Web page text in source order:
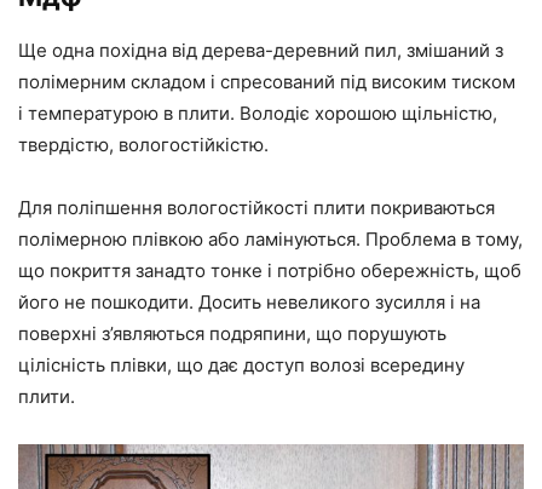
Ще одна похідна від дерева-деревний пил, змішаний з
полімерним складом і спресований під високим тиском
і температурою в плити. Володіє хорошою щільністю,
твердістю, вологостійкістю.
Для поліпшення вологостійкості плити покриваються
полімерною плівкою або ламінуються. Проблема в тому,
що покриття занадто тонке і потрібно обережність, щоб
його не пошкодити. Досить невеликого зусилля і на
поверхні з’являються подряпини, що порушують
цілісність плівки, що дає доступ волозі всередину
плити.